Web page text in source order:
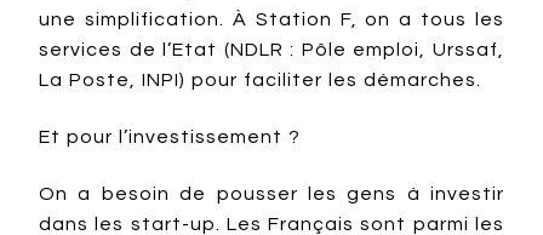
une simplification. À Station F, on a tous les
services de l’Etat (NDLR : Pôle emploi, Urssaf,
La Poste, INPI) pour faciliter les démarches.
Et pour l’investissement ?
On a besoin de pousser les gens à investir
dans les start-up. Les Français sont parmi les